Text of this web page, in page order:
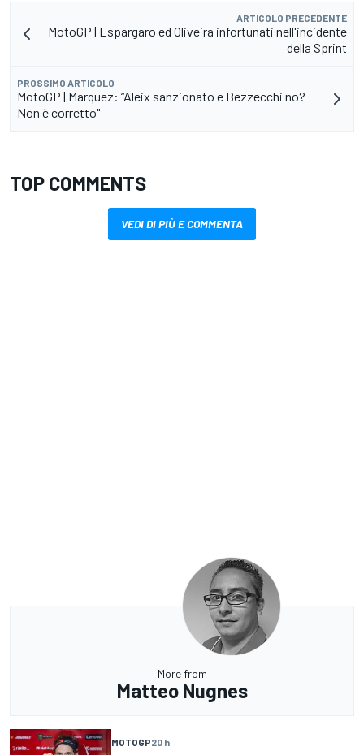
ARTICOLO PRECEDENTE
MotoGP | Espargaro ed Oliveira infortunati nell'incidente
della Sprint
PROSSIMO ARTICOLO
MotoGP | Marquez: “Aleix sanzionato e Bezzecchi no?
Non è corretto"
TOP COMMENTS
VEDI DI PIÙ E COMMENTA
More from
Matteo Nugnes
MOTOGP20 h